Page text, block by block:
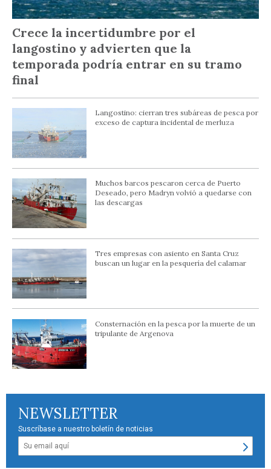
Crece la incertidumbre por el
langostino y advierten que la
temporada podría entrar en su tramo
final
Langostino: cierran tres subáreas de pesca por
exceso de captura incidental de merluza
Muchos barcos pescaron cerca de Puerto
Deseado, pero Madryn volvió a quedarse con
las descargas
Tres empresas con asiento en Santa Cruz
buscan un lugar en la pesquería del calamar
Consternación en la pesca por la muerte de un
tripulante de Argenova
NEWSLETTER
Suscríbase a nuestro boletín de noticias